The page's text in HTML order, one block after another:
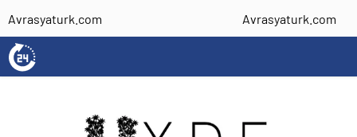
Avrasyaturk.com Avrasyaturk.com